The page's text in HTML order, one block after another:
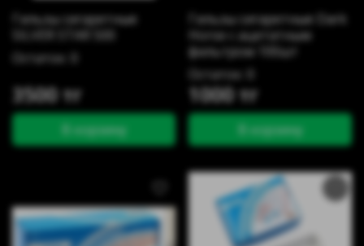
Гильзы сигаретные
SILVER STAR 500
Остаток: 0
3500 тг
В корзину
Гильзы сигаретные Dark
Horse с ацетатным
фильтром 100шт
Остаток: 0
1000 тг
В корзину